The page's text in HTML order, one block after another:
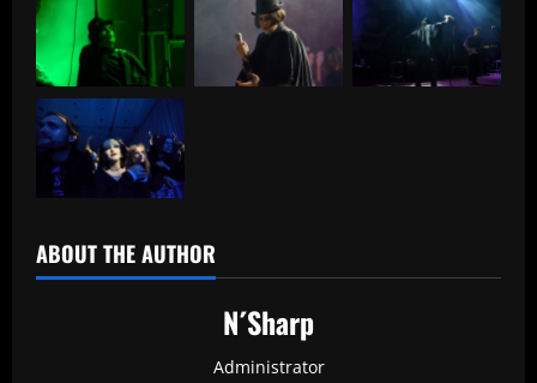
ABOUT THE AUTHOR
N´Sharp
Administrator